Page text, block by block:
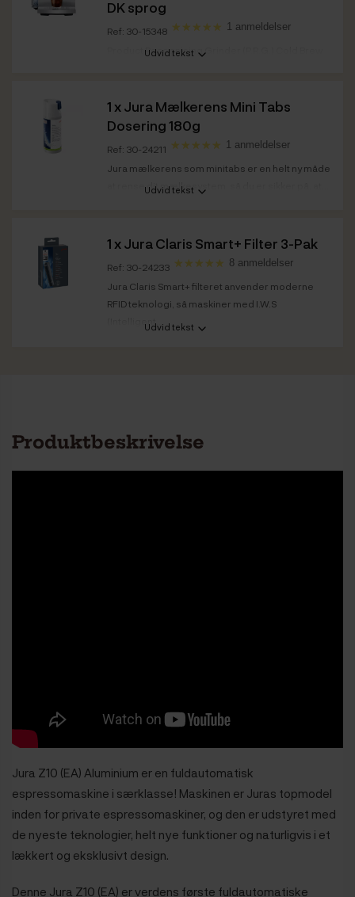
DK sprog
Ref: 30-15348 1 anmeldelser
Product Recognising Grinder (P.R.G.) Cold Brew
MælkesystemJa - fuldautomatisk
Farve front /
kabinet
Aluminium White
Udvid tekst
1 xJura Mælkerens Mini Tabs
Dosering 180g
Ref: 30-24211 1 anmeldelser
Jura mælkerens som minitabs er en helt ny måde
at rense dit mælkesystem, så du er sikker på, at...
Udvid tekst
1 xJura Claris Smart+ Filter 3-Pak
Ref: 30-24233 8 anmeldelser
Jura Claris Smart+ filteret anvender moderne
RFID teknologi, så maskiner med I.W.S
(Intelligent...
Udvid tekst
Produktbeskrivelse
Jura Z10 (EA) Aluminium er en fuldautomatisk
espressomaskine i særklasse! Maskinen er Juras topmodel
inden for private espressomaskiner, og den er udstyret med
de nyeste teknologier, helt nye funktioner og naturligvis i et
lækkert og eksklusivt design.
Denne Jura Z10 (EA) er verdens første fuldautomatiske